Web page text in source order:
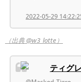
2022-05-29
（出典 @w3_lotte）
ティグレ